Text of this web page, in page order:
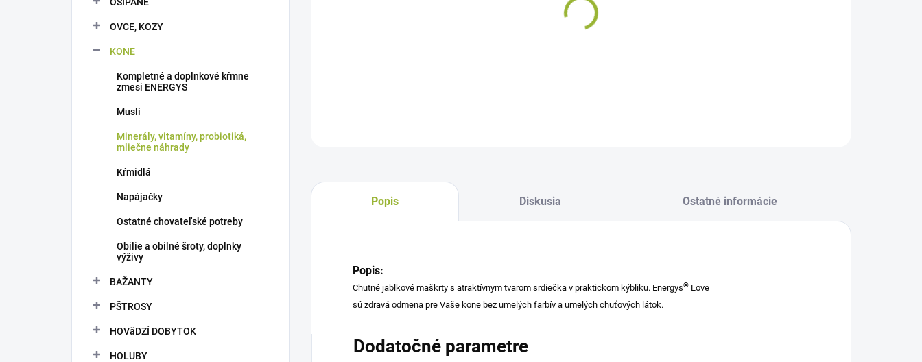
OVCE, KOZY
KONE
Kompletné a doplnkové kŕmne
zmesi ENERGYS
Musli
Minerály, vitamíny, probiotiká,
mliečne náhrady
Kŕmidlá
Napájačky
Ostatné chovateľské potreby
Obilie a obilné šroty, doplnky
výživy
BAŽANTY
PŠTROSY
HOVäDZÍ DOBYTOK
HOLUBY
Popis Diskusia Ostatné informácie
Popis:
Chutné jablkové maškrty s atraktívnym tvarom srdiečka v praktickom kýbliku. Energys® Love
sú zdravá odmena pre Vaše kone bez umelých farbív a umelých chuťových látok.
Dodatočné parametre